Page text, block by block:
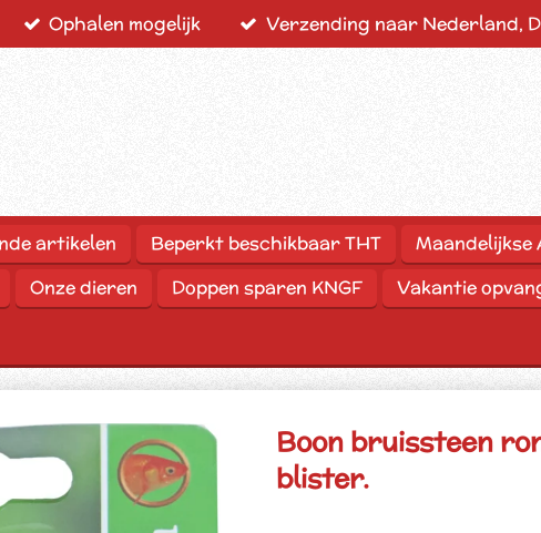
Ophalen mogelijk Verzending naar Nederland,
artikelen Beperkt beschikbaar THT
Maandelijkse
Onze dieren
Doppen sparen KNGF Vakantie
Boon bruissteen
blister.